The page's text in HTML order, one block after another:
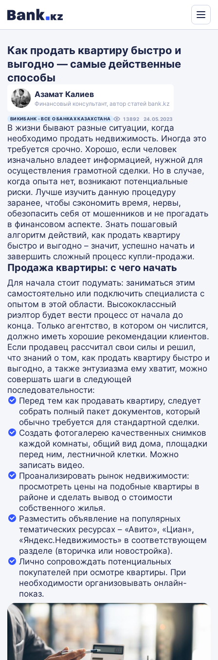
Translate
Как продать квартиру быстро и
выгодно — самые действенные
способы
Азамат Калиев
Финансовый консультант, автор статей bank.kz
ВИКИБАНК - ВСЕ О БАНКАХ КАЗАХСТАНА 13892 24.05.2023
В жизни бывают разные ситуации, когда
необходимо продать недвижимость. Иногда это
требуется срочно. Хорошо, если человек
изначально владеет информацией, нужной для
осуществления грамотной сделки. Но в случае,
когда опыта нет, возникают потенциальные
риски. Лучше изучить данную процедуру
заранее, чтобы сэкономить время, нервы,
обезопасить себя от мошенников и не прогадать
в финансовом аспекте. Знать пошаговый
алгоритм действий, как продать квартиру
быстро и выгодно – значит, успешно начать и
завершить сложный процесс купли-продажи.
Продажа квартиры: с чего начать
Для начала стоит подумать: заниматься этим
самостоятельно или подключить специалиста с
опытом в этой области. Высококлассный
риэлтор будет вести процесс от начала до
конца. Только агентство, в котором он числится,
должно иметь хорошие рекомендации клиентов.
Если продавец рассчитал свои силы и решил,
что знаний о том, как продать квартиру быстро и
выгодно, а также энтузиазма ему хватит, можно
совершать шаги в следующей
последовательности:
Перед тем как продавать квартиру, следует
собрать полный пакет документов, который
обычно требуется для стандартной сделки.
Создать фотогалерею качественных снимков
каждой комнаты, общий вид дома, площадки
перед ним, лестничной клетки. Можно
записать видео.
Проанализировать рынок недвижимости:
просмотреть цены на подобные квартиры в
районе и сделать вывод о стоимости
собственного жилья.
Разместить объявление на популярных
тематических ресурсах – «Авито», «Циан»,
«Яндекс.Недвижимость» в соответствующем
разделе (вторичка или новостройка).
Лично сопровождать потенциальных
покупателей при осмотре квартиры. При
необходимости организовывать онлайн-
показ.